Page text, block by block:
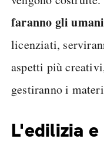
faranno gli
licenziati,
aspetti più
gestiranno i
L'edilizia